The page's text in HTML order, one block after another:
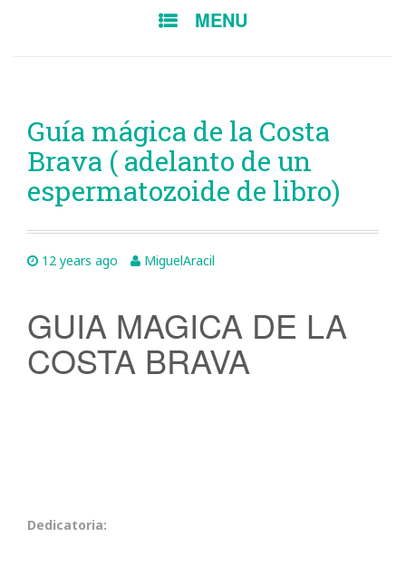
MENU
Guía mágica de la Costa
Brava ( adelanto de un
espermatozoide de libro)
12 years ago MiguelAracil
GUIA MAGICA DE LA
COSTA BRAVA
Dedicatoria: